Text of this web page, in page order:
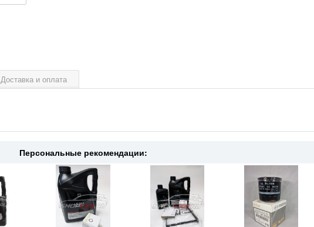
Доставка и оплата
Персональные рекомендации: